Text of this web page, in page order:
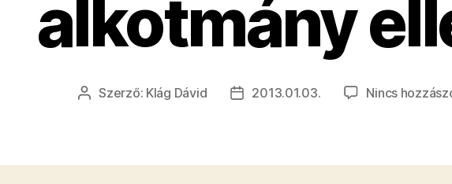
alkotmány
Bejegyzés
Szerző: Klág Dávid
Bejegyzés
2013.01.03. Nincs